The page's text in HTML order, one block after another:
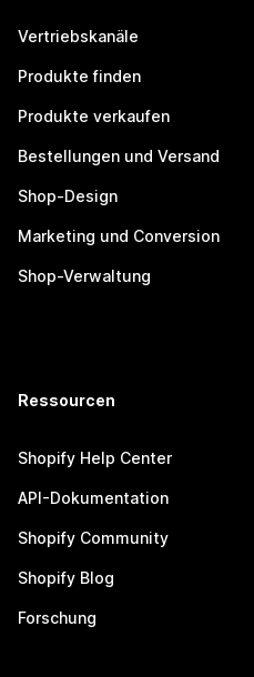
Vertriebskanäle
Produkte finden
Produkte verkaufen
Bestellungen und Versand
Shop-Design
Marketing und Conversion
Shop-Verwaltung
Ressourcen
Shopify Help Center
API-Dokumentation
Shopify Community
Shopify Blog
Forschung